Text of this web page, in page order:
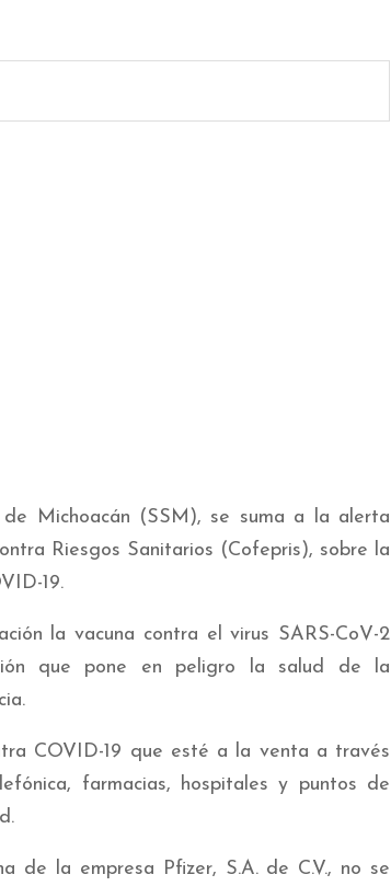
Michoacán (SSM), se suma a la alerta
Riesgos Sanitarios (Cofepris), sobre la
19.
la vacuna contra el virus SARS-CoV-2
que pone en peligro la salud de la
COVID-19 que esté a la venta a través
farmacias, hospitales y puntos de
de la empresa Pfizer, S.A. de C.V., no se